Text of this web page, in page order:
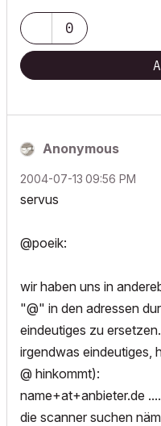
0
Anonymous
‎2004-07-13 09:56 PM
servus
@poeik:
wir haben uns in
"@" in den adressen
eindeutiges zu
irgendwas eindeutiges,
@ hinkommt):
name+at+anbieter.de ....
die scanner suchen